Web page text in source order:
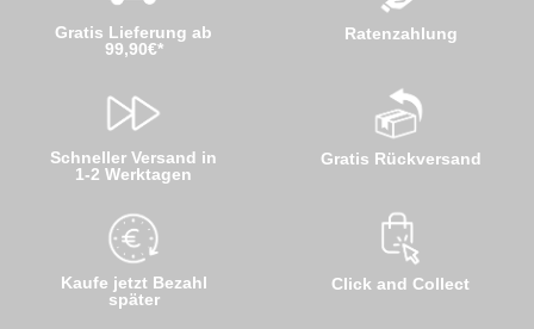
Gratis Lieferung ab
99,90€*
Schneller Versand in
1-2 Werktagen
Kaufe jetzt Bezahl
später
Ratenzahlung
Gratis Rückversand
Click and Collect